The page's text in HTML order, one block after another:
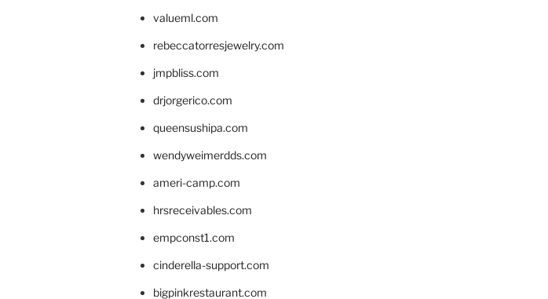
valueml.com
rebeccatorresjewelry.com
jmpbliss.com
drjorgerico.com
queensushipa.com
wendyweimerdds.com
ameri-camp.com
hrsreceivables.com
empconst1.com
cinderella-support.com
bigpinkrestaurant.com